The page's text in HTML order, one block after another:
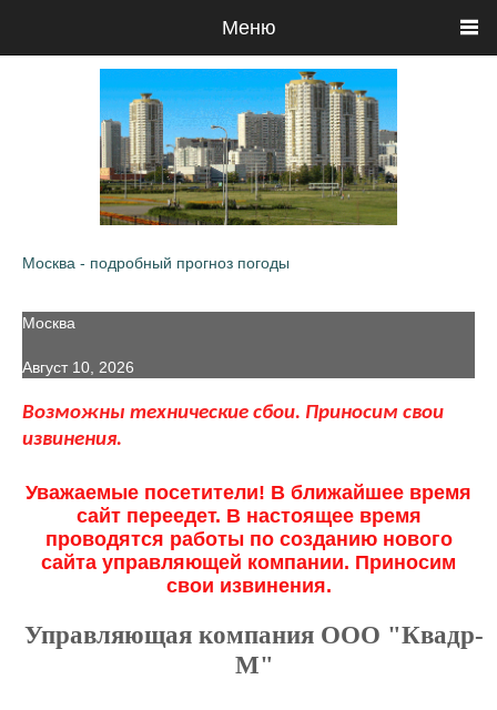
Меню
Москва - подробный прогноз погоды
Москва
Август 10, 2026
Возможны технические сбои. Приносим свои
извинения.
Уважаемые посетители! В ближайшее время
сайт переедет. В настоящее время
проводятся работы по созданию нового
сайта управляющей компании. Приносим
свои извинения.
Управляющая компания ООО "Квадр-
М"